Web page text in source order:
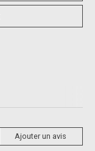
Ajouter un avis